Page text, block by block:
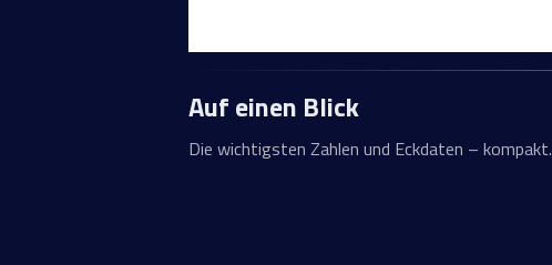
Auf einen Blick
Die wichtigsten Zahlen und Eckdaten – kompakt.